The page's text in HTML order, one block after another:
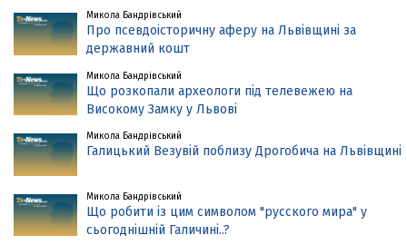
Микола Бандрівський
Про псевдоісторичну аферу на Львівщині за
державний кошт
Микола Бандрівський
Що розкопали археологи під телевежею на
Високому Замку у Львові
Микола Бандрівський
Галицький Везувій поблизу Дрогобича на Львівщині
Микола Бандрівський
Що робити із цим символом "русского мира" у
сьогоднішній Галичині..?